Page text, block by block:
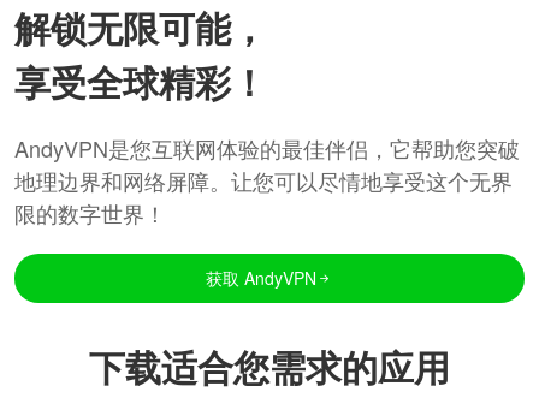
解锁无限可能，
享受全球精彩！
AndyVPN是您互联网体验的最佳伴侣，它帮助您突破
地理边界和网络屏障。让您可以尽情地享受这个无界
限的数字世界！
获取 AndyVPN
下载适合您需求的应用